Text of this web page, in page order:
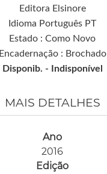
Editora Elsinore
Idioma Português PT
Estado : Como Novo
Encadernação : Brochado
Disponib. -
Indisponível
MAIS DETALHES
Ano
2016
Edição